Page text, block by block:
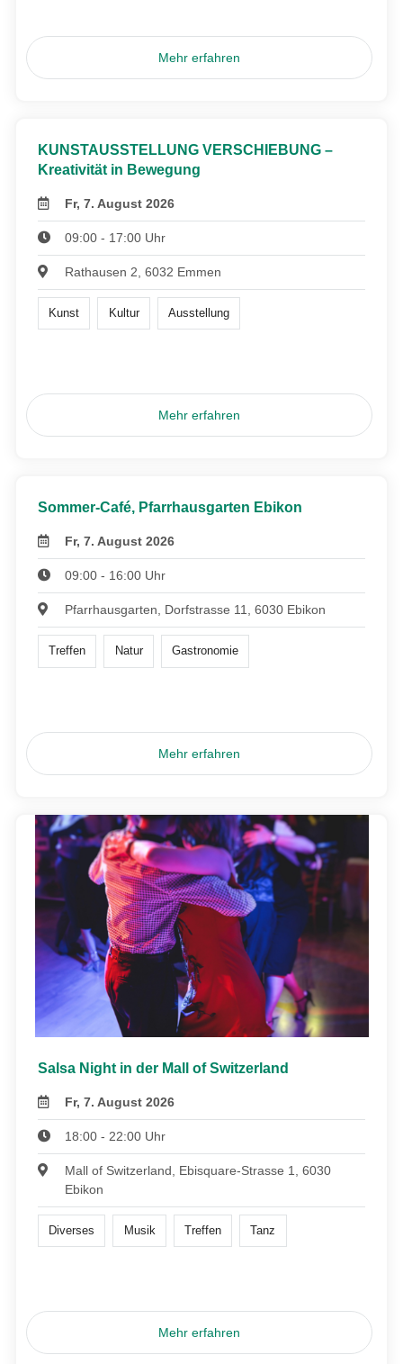
Mehr erfahren
KUNSTAUSSTELLUNG VERSCHIEBUNG –
Kreativität in Bewegung
Fr, 7. August 2026
09:00 - 17:00 Uhr
Rathausen 2, 6032 Emmen
Kunst Kultur Ausstellung
Mehr erfahren
Sommer-Café, Pfarrhausgarten Ebikon
Fr, 7. August 2026
09:00 - 16:00 Uhr
Pfarrhausgarten, Dorfstrasse 11, 6030 Ebikon
Treffen Natur Gastronomie
Mehr erfahren
Salsa Night in der Mall of Switzerland
Fr, 7. August 2026
18:00 - 22:00 Uhr
Mall of Switzerland, Ebisquare-Strasse 1, 6030
Ebikon
Diverses Musik Treffen Tanz
Mehr erfahren